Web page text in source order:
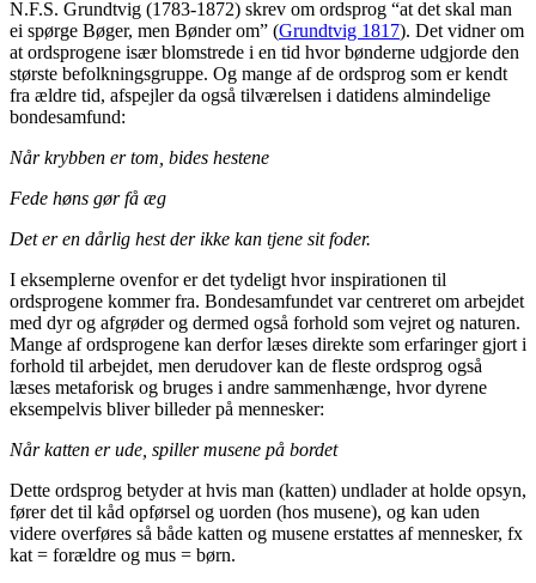
N.F.S. Grundtvig (1783-1872) skrev om ordsprog “at det skal man
ei spørge Bøger, men Bønder om” (Grundtvig 1817). Det vidner om
at ordsprogene især blomstrede i en tid hvor bønderne udgjorde den
største befolkningsgruppe. Og mange af de ordsprog som er kendt
fra ældre tid, afspejler da også tilværelsen i datidens almindelige
bondesamfund:
Når krybben er tom, bides hestene
Fede høns gør få æg
Det er en dårlig hest der ikke kan tjene sit foder.
I eksemplerne ovenfor er det tydeligt hvor inspirationen til
ordsprogene kommer fra. Bondesamfundet var centreret om arbejdet
med dyr og afgrøder og dermed også forhold som vejret og naturen.
Mange af ordsprogene kan derfor læses direkte som erfaringer gjort i
forhold til arbejdet, men derudover kan de fleste ordsprog også
læses metaforisk og bruges i andre sammenhænge, hvor dyrene
eksempelvis bliver billeder på mennesker:
Når katten er ude, spiller musene på bordet
Dette ordsprog betyder at hvis man (katten) undlader at holde opsyn,
fører det til kåd opførsel og uorden (hos musene), og kan uden
videre overføres så både katten og musene erstattes af mennesker, fx
kat = forældre og mus = børn.